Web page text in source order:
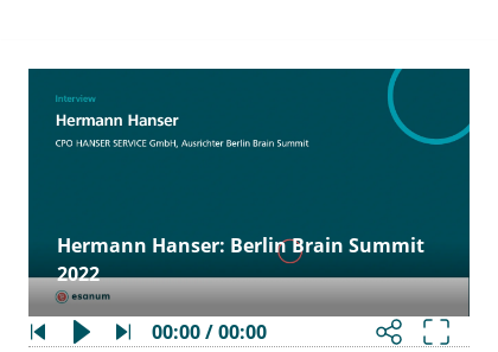
Hermann Hanser: Berlin Brain Summit
2022
00:00 / 00:00